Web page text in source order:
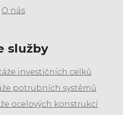
O nás
služby
investičních celků
potrubních systémů
ocelových konstrukcí